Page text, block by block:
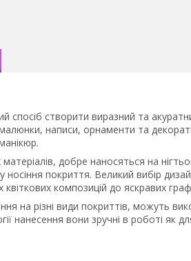
спосіб створити виразний та
малюнки, написи, орнаменти та
добре наносяться на
покриття. Великий вибір
композицій до яскравих
на різні види покриттів, можуть
нанесення вони зручні в роботі як